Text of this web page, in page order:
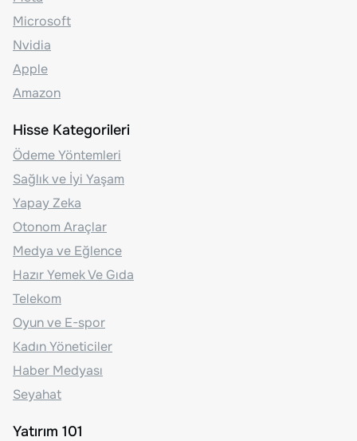
Microsoft
Nvidia
Apple
Amazon
Hisse Kategorileri
Ödeme Yöntemleri
Sağlık ve İyi Yaşam
Yapay Zeka
Otonom Araçlar
Medya ve Eğlence
Hazır Yemek Ve Gıda
Telekom
Oyun ve E-spor
Kadın Yöneticiler
Haber Medyası
Seyahat
Yatırım 101